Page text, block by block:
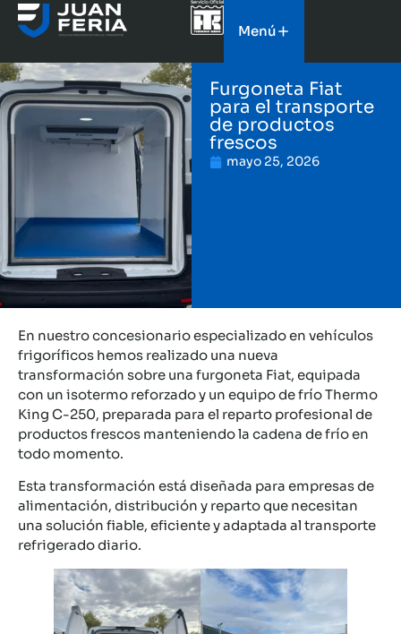
Menú
Furgoneta Fiat
para el transporte
de productos
frescos
mayo 25, 2026
En nuestro concesionario especializado en vehículos
frigoríficos hemos realizado una nueva
transformación sobre una furgoneta Fiat, equipada
con un isotermo reforzado y un equipo de frío Thermo
King C-250, preparada para el reparto profesional de
productos frescos manteniendo la cadena de frío en
todo momento.
Esta transformación está diseñada para empresas de
alimentación, distribución y reparto que necesitan
una solución fiable, eficiente y adaptada al transporte
refrigerado diario.